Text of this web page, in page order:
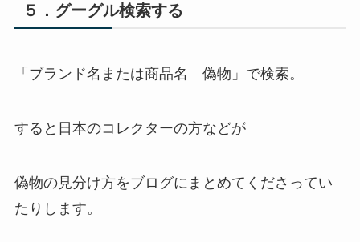
５．グーグル検索する
「ブランド名または商品名 偽物」で検索。
すると日本のコレクターの方などが
偽物の見分け方をブログにまとめてくださってい
たりします。